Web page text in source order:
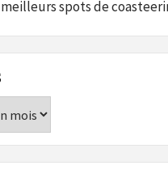
spots de